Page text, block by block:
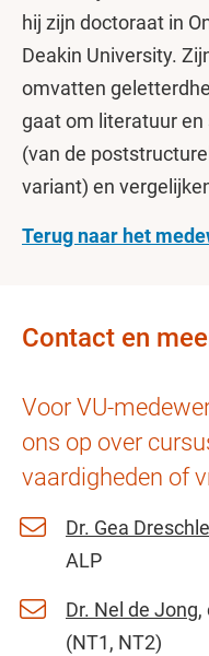
hij zijn doctoraat in
Deakin University.
omvatten
gaat om literatuur
(van de
variant) en
Terug naar het
Contact en
Voor VU-
ons op over
vaardigheden of
Dr. Gea
ALP
Dr. Nel de Jong,
(NT1, NT2)